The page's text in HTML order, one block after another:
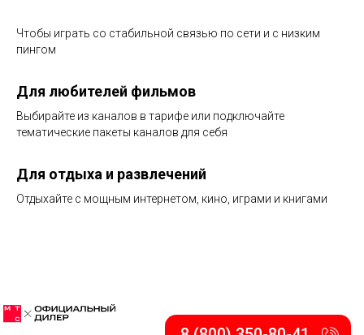
Чтобы играть со стабильной связью по сети и с низким
пингом
Для любителей фильмов
Выбирайте из каналов в тарифе или подключайте
тематические пакеты каналов для себя
Для отдыха и развлечений
Отдыхайте с мощным интернетом, кино, играми и книгами